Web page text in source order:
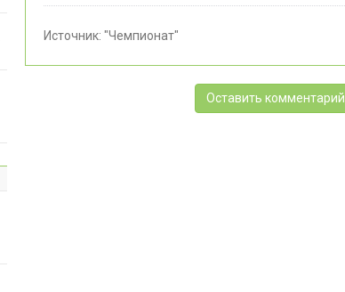
Источник: "Чемпионат"
Оставить комментарий